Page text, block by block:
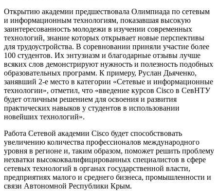
Открытию академии предшествовала Олимпиада по сетевым
и информационным технологиям, показавшая высокую
заинтересованность молодежи в изучении современных
технологий, знание которых открывает новые перспективы
для трудоустройства. В соревновании приняли участие более
100 студентов. Их энтузиазм и благодарные отзывы лучше
всяких слов демонстрируют нужность и полезность подобных
образовательных программ. К примеру, Руслан Дьяченко,
занявший 2-е место в категории «Сетевые и информационные
технологии», отметил, что «введение курсов Cisco в СевНТУ
будет отличным решением для освоения и развития
практических навыков у студентов в использовании
новейших технологий».
Работа Сетевой академии Cisco будет способствовать
увеличению количества профессионалов международного
уровня в регионе и, таким образом, поможет решить проблему
нехватки высококвалифицированных специалистов в сфере
сетевых технологий в органах государственной власти,
предприятиях малого и среднего бизнеса, промышленности и
связи Автономной Республики Крым.